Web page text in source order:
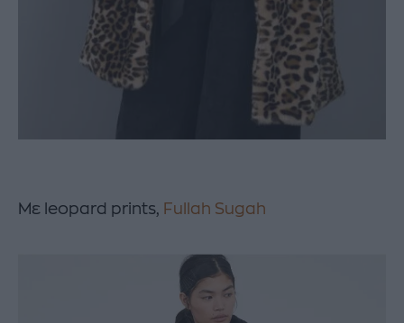
Με leopard prints, Fullah Sugah